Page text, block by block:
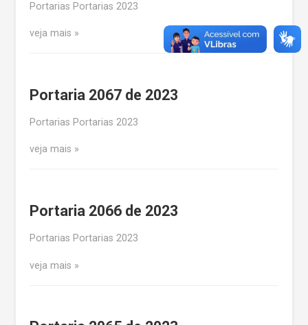
Portarias Portarias 2023
veja mais
Portaria 2067 de 2023
Portarias Portarias 2023
veja mais
Portaria 2066 de 2023
Portarias Portarias 2023
veja mais